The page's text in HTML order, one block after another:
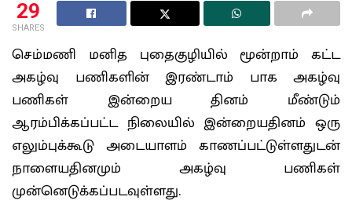
29
SHARES
செம்மணி மனித புதைகுழியில் மூன்றாம் கட்ட
அகழ்வு பணிகளின் இரண்டாம் பாக அகழ்வு
பணிகள் இன்றைய தினம் மீண்டும்
ஆரம்பிக்கப்பட்ட நிலையில் இன்றையதினம் ஒரு
எலும்புக்கூடு அடையாளம் காணப்பட்டுள்ளதுடன்
நாளையதினமும் அகழ்வு பணிகள்
முன்னெடுக்கப்படவுள்ளது.